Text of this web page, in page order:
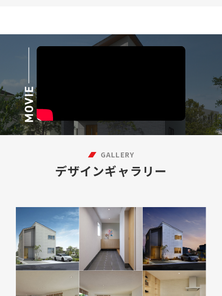
GALLERY
デザインギャラリー